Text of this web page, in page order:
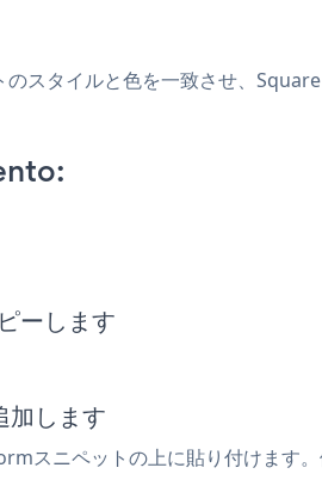
スタイルと色を一致させ、
ーします
します
スニペットの上に貼り付けます